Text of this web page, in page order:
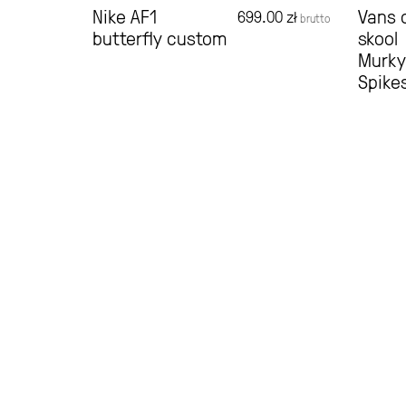
Nike AF1
butterfly custom
699.00zł brutto Vans
skool
Murky